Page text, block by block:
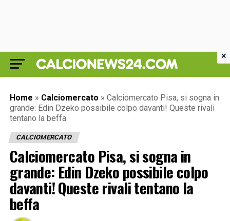
Home » Calciomercato » Calciomercato Pisa, si sogna in
grande: Edin Dzeko possibile colpo davanti! Queste rivali
tentano la beffa
CALCIOMERCATO
Calciomercato Pisa, si sogna in
grande: Edin Dzeko possibile colpo
davanti! Queste rivali tentano la
beffa
×